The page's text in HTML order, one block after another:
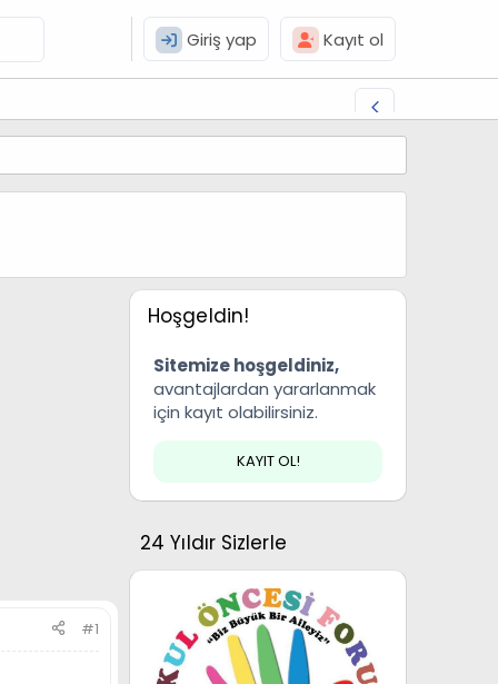
Giriş yap Kayıt ol
#1
Hoşgeldin!
Sitemize hoşgeldiniz,
avantajlardan yararlanmak
için kayıt olabilirsiniz.
KAYIT OL!
24 Yıldır Sizlerle